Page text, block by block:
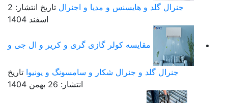
جنرال گلد و هایسنس و مدیا و اجنرال
تاریخ انتشار: 2
اسفند 1404
مقایسه کولر گازی گری و کریر و ال جی و
جنرال گلد و جنرال شکار و سامسونگ و یونیوا تاریخ
انتشار: 26 بهمن 1404